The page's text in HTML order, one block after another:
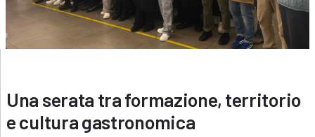
Una serata tra formazione, territorio
e cultura gastronomica